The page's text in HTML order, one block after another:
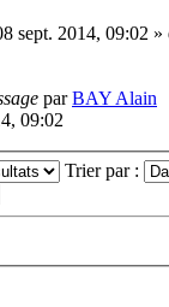
sept. 2014, 09:02 »
parBAY Alain
09:02
Trier par :